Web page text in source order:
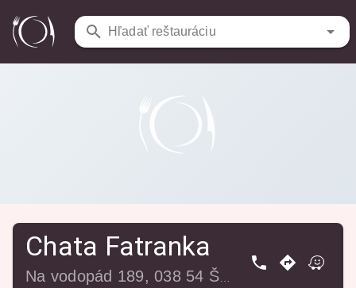
Hľadať reštauráciu
Reštaurácie / Chata Fatranka
Chata Fatranka